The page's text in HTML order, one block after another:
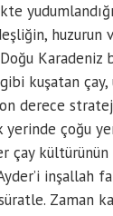
huzurun
Karadeniz
kuşatan
derece
yerinde çoğu
kültürünün
inşallah
Zaman